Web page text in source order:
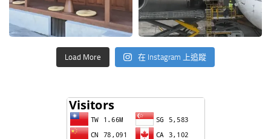
Load More 在 Instagram 上追蹤